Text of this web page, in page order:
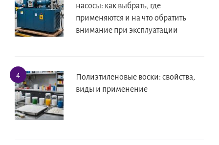
насосы: как выбрать, где
применяются и на что обратить
внимание при эксплуатации
Полиэтиленовые воски: свойства,
виды и применение